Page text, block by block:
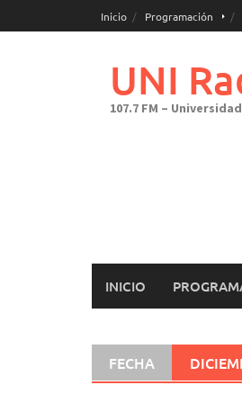
al
Inicio Programación
UNI
107.7 FM –
INICIO
FECHA